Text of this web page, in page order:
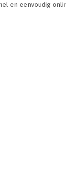
en eenvoudig